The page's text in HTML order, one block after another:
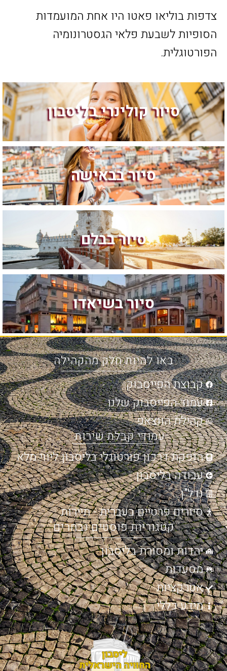
צדפות בוליאו פאטו היו אחת המועמדות
הסופיות לשבעת פלאי הגסטרונומיה
הפורטוגלית.
סיור קולינרי בליסבון
סיור בבאישה
סיור בבלם
סיור בשיאדו
באו להיות חלק מהקהילה
קבוצת הפייסבוק
עמוד הפייסבוק שלנו
קהילת הווצאפ
עמודי קבלת שירות
הנפקת דרכון פורטוגלי בליסבון ליווי מלא
עבודה בליסבון
נדל"ן
סיורים פרטיים בעברית - תיירות
קטגוריות פוסטים נבחרים
יהדות ומסורת בליסבון
מסעדות
אטרקציות
מידע כללי